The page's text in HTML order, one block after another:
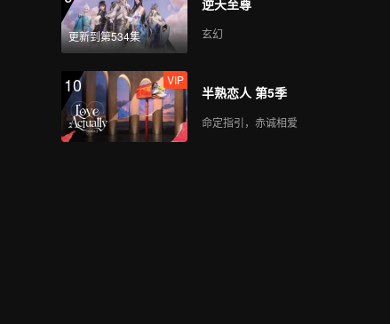
更新到第534集 玄幻
10 VIP
半熟恋人 第5季
命定指引，赤诚相爱